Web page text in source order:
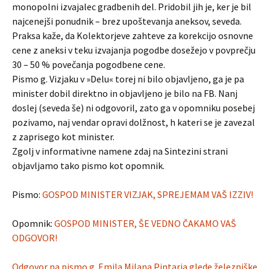
monopolni izvajalec gradbenih del. Pridobil jih je, ker je bil
najcenejši ponudnik – brez upoštevanja aneksov, seveda.
Praksa kaže, da Kolektorjeve zahteve za korekcijo osnovne
cene z aneksi v teku izvajanja pogodbe dosežejo v povprečju
30 – 50 % povečanja pogodbene cene.
Pismo g. Vizjaku v »Delu« torej ni bilo objavljeno, ga je pa
minister dobil direktno in objavljeno je bilo na FB. Nanj
doslej (seveda še) ni odgovoril, zato ga v opomniku posebej
pozivamo, naj vendar opravi dolžnost, h kateri se je zavezal
z zaprisego kot minister.
Zgolj v informativne namene zdaj na Sintezini strani
objavljamo tako pismo kot opomnik.
Pismo: GOSPOD MINISTER VIZJAK, SPREJEMAM VAŠ IZZIV!
Opomnik: GOSPOD MINISTER, ŠE VEDNO ČAKAMO VAŠ
ODGOVOR!
Odgovor na pismo g. Emila Milana Pintarja glede železniške